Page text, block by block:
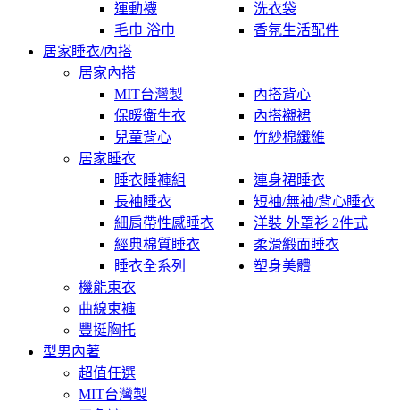
運動襪
洗衣袋
毛巾 浴巾
香氛生活配件
居家睡衣/內搭
居家內搭
MIT台灣製
內搭背心
保暖衛生衣
內搭襯裙
兒童背心
竹紗棉纖維
居家睡衣
睡衣睡褲組
連身裙睡衣
長袖睡衣
短袖/無袖/背心睡衣
細肩帶性感睡衣
洋裝 外罩衫 2件式
經典棉質睡衣
柔滑緞面睡衣
睡衣全系列
塑身美體
機能束衣
曲線束褲
豐挺胸托
型男內著
超值任選
MIT台灣製